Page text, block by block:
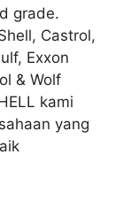
grade.
Castrol,
Exxon
& Wolf
kami
yang